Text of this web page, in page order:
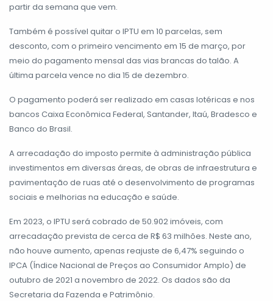
partir da semana que vem.
Também é possível quitar o IPTU em 10 parcelas, sem
desconto, com o primeiro vencimento em 15 de março, por
meio do pagamento mensal das vias brancas do talão. A
última parcela vence no dia 15 de dezembro.
O pagamento poderá ser realizado em casas lotéricas e nos
bancos Caixa Econômica Federal, Santander, Itaú, Bradesco e
Banco do Brasil.
A arrecadação do imposto permite à administração pública
investimentos em diversas áreas, de obras de infraestrutura e
pavimentação de ruas até o desenvolvimento de programas
sociais e melhorias na educação e saúde.
Em 2023, o IPTU será cobrado de 50.902 imóveis, com
arrecadação prevista de cerca de R$ 63 milhões. Neste ano,
não houve aumento, apenas reajuste de 6,47% seguindo o
IPCA (Índice Nacional de Preços ao Consumidor Amplo) de
outubro de 2021 a novembro de 2022. Os dados são da
Secretaria da Fazenda e Patrimônio.